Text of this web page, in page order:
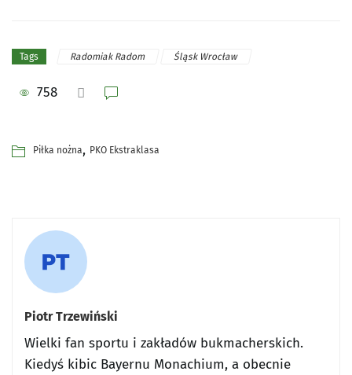
Tags Radomiak Radom Śląsk Wrocław
758
Piłka nożna, PKO Ekstraklasa
Piotr Trzewiński
Wielki fan sportu i zakładów bukmacherskich.
Kiedyś kibic Bayernu Monachium, a obecnie